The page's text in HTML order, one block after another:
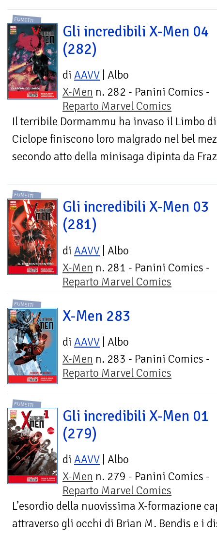
FUMETTI
Gli incredibili X-Men 04
(282)
di AAVV | Albo
X-Men n. 282 - Panini Comics -
Reparto Marvel Comics
Il terribile Dormammu ha invaso il Limbo
Ciclope finiscono loro malgrado nel bel
secondo atto della minisaga dipinta da
FUMETTI
Gli incredibili X-Men 03
(281)
di AAVV | Albo
X-Men n. 281 - Panini Comics -
Reparto Marvel Comics
FUMETTI
X-Men 283
di AAVV | Albo
X-Men n. 283 - Panini Comics -
Reparto Marvel Comics
FUMETTI
Gli incredibili X-Men 01
(279)
di AAVV | Albo
X-Men n. 279 - Panini Comics -
Reparto Marvel Comics
L’esordio della nuovissima X-formazione
attraverso gli occhi di Brian M. Bendis e i